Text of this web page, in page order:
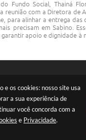
e os cookies: nosso site usa
a sua experiência de
você concorda com a
e Privacidade.
Fundo Social, Thainá
reunião com a Diretora de
para alinhar a entrega das
precisam em Sabino.
apoio e dignidade à